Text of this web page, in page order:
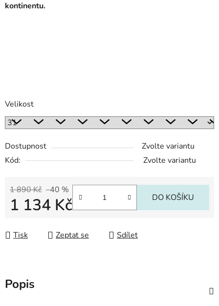
kontinentu.
Velikost
Dostupnost
Zvolte variantu
Kód:
Zvolte variantu
1 890 Kč –40 %
1 134 Kč DO KOŠÍKU
Tisk Zeptat se Sdílet
Popis